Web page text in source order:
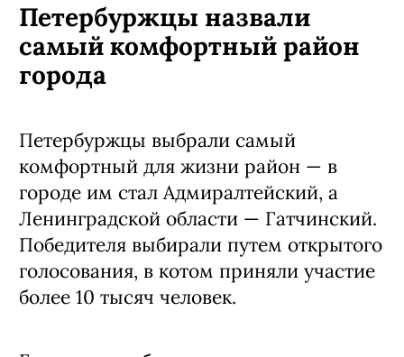
Петербуржцы назвали
самый комфортный район
города
Петербуржцы выбрали самый
комфортный для жизни район — в
городе им стал Адмиралтейский, а
Ленинградской области — Гатчинский.
Победителя выбирали путем открытого
голосования, в котом приняли участие
более 10 тысяч человек.